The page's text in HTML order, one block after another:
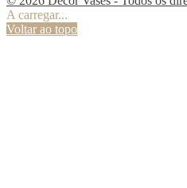
A carregar...
Voltar ao topo